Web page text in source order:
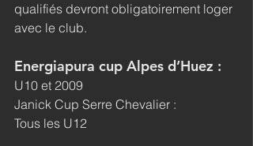
qualifiés devront obligatoirement loger
avec le club.
Energiapura cup Alpes d’Huez :
U10 et 2009
Janick Cup Serre Chevalier :
Tous les U12